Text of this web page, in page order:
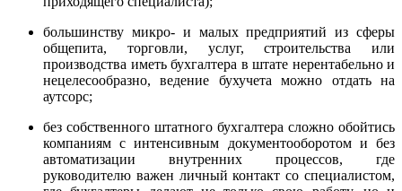
большинству микро- и малых предприятий из сферы
общепита, торговли, услуг, строительства или
производства иметь бухгалтера в штате нерентабельно и
нецелесообразно, ведение бухучета можно отдать на
аутсорс;
без собственного штатного бухгалтера сложно обойтись
компаниям с интенсивным документооборотом и без
автоматизации внутренних процессов, где
руководителю важен личный контакт со специалистом,